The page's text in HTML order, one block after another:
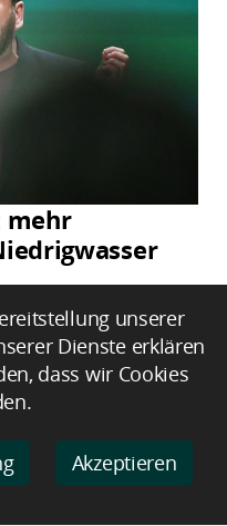
mehr
unserer
Dienste erklären
dass wir Cookies
Akzeptieren